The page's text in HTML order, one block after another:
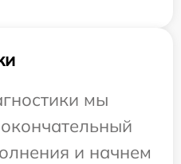
мы
и начнем